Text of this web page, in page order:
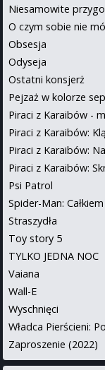
Niesamowite
O czym sobie nie
Obsesja
Odyseja
Ostatni konsjerż
Pejzaż w kolorze
Piraci z Karaibów -
Piraci z Karaibów:
Piraci z Karaibów:
Piraci z Karaibów:
Psi Patrol
Spider-Man:
Straszydła
Toy story 5
TYLKO JEDNA NOC
Vaiana
Wall-E
Wyschnięci
Władca Pierścieni:
Zaproszenie (2022)